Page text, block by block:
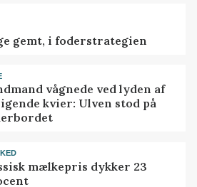
gemt, i foderstrategien
vågnede ved lyden af
kvier: Ulven stod på
mælkepris dykker 23